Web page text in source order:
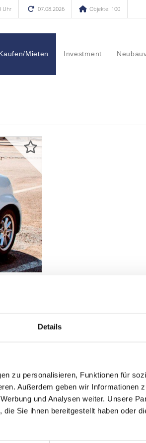
Details
zu personalisieren, Funktionen für
Außerdem geben wir Informationen
und Analysen weiter. Unsere
Sie ihnen bereitgestellt haben oder
Uhr 07.08.2026 Objekte: 100
Kaufen/Mieten Investment